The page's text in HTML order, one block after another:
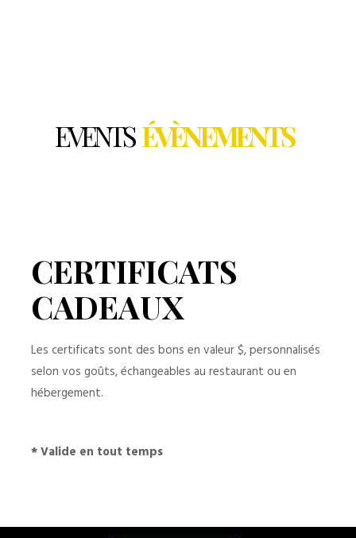
EVENTS ÉVÈNEMENTS
CERTIFICATS
CADEAUX
Les certificats sont des bons en valeur $, personnalisés
selon vos goûts, échangeables au restaurant ou en
hébergement.
* Valide en tout temps